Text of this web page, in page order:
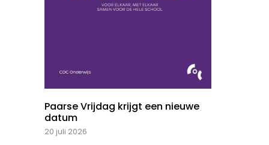
Paarse Vrijdag krijgt een nieuwe
datum
20 juli 2026